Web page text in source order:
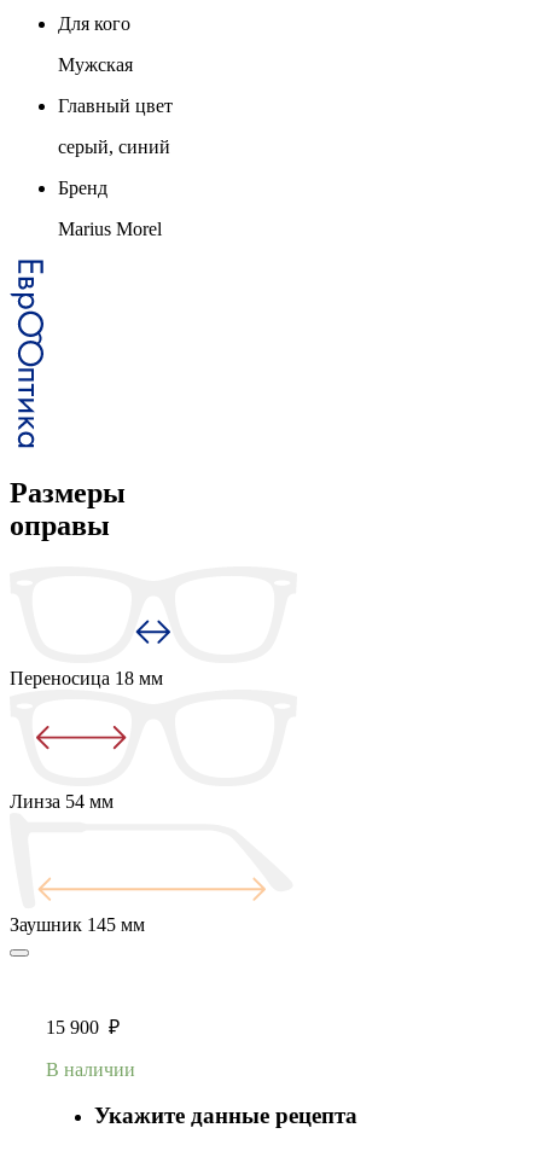
Для кого
Мужская
Главный цвет
серый, синий
Бренд
Marius Morel
Размеры
оправы
Переносица 18 мм
Линза 54 мм
Заушник 145 мм
15 900 ₽
В наличии
Укажите данные рецепта